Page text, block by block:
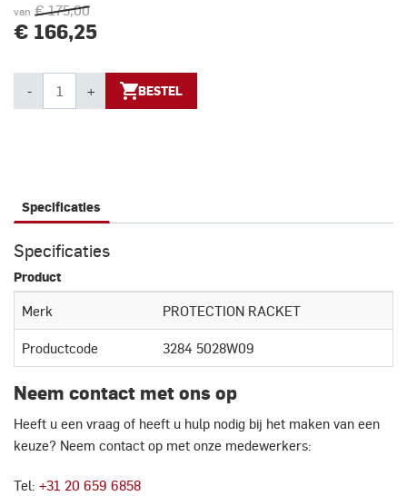
van € 175,00
€ 166,25
- + BESTEL
Specificaties
Specificaties
Product
Merk PROTECTION RACKET
Productcode 3284 5028W09
Neem contact met ons op
Heeft u een vraag of heeft u hulp nodig bij het maken van een
keuze? Neem contact op met onze medewerkers:
Tel: +31 20 659 6858